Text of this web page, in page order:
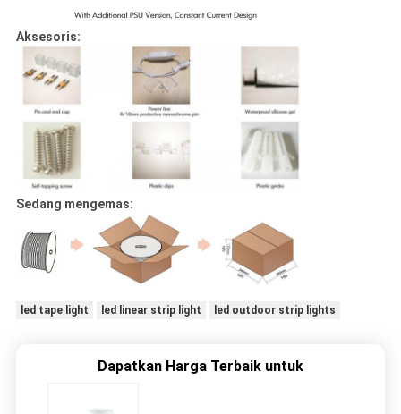
Aksesoris:
Sedang mengemas:
led tape light led linear strip light led outdoor strip lights
Dapatkan Harga Terbaik untuk